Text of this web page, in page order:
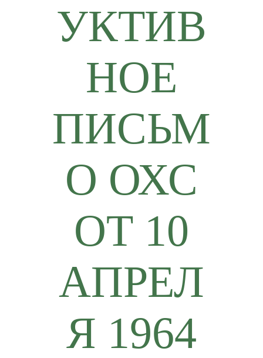
УКТИВ
НОЕ
ПИСЬМ
О ОХС
ОТ 10
АПРЕЛ
Я 1964